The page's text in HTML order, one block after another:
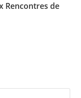
Rencontres de